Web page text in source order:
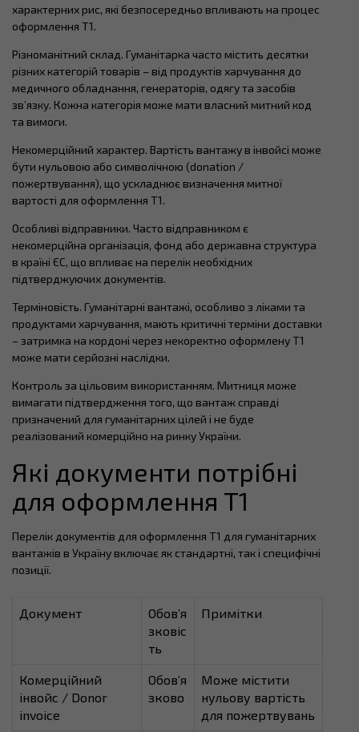
характерних рис, які безпосередньо впливають на процес
оформлення T1.
Різноманітний склад. Гуманітарка часто містить десятки
різних категорій товарів – від продуктів харчування до
медичного обладнання, генераторів, одягу та засобів
зв’язку. Кожна категорія може мати власний митний код
та вимоги.
Некомерційний характер. Вартість вантажу в інвойсі може
бути нульовою або символічною (donation /
пожертвування), що ускладнює визначення митної
вартості для оформлення T1.
Особливі відправники. Часто відправником є
некомерційна організація, фонд або державна структура
в країні ЄС, що впливає на перелік необхідних
підтверджуючих документів.
Терміновість. Гуманітарні вантажі, особливо з ліками та
продуктами харчування, мають критичні терміни доставки
– затримка на кордоні через некоректно оформлену T1
може мати серйозні наслідки.
Контроль за цільовим використанням. Митниця може
вимагати підтвердження того, що вантаж справді
призначений для гуманітарних цілей і не буде
реалізований комерційно на ринку України.
Які документи потрібні
для оформлення T1
Перелік документів для оформлення T1 для гуманітарних
вантажів в Україну включає як стандартні, так і специфічні
позиції.
Документ
Обов’я
зковіс
ть
Примітки
Комерційний
інвойс / Donor
invoice
Обов’я
зково
Може містити
нульову вартість
для пожертвувань